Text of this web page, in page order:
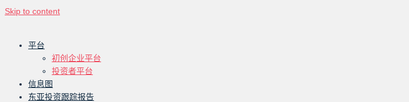
Skip to content
平台
初创企业平台
投资者平台
信息图
东亚投资跟踪报告